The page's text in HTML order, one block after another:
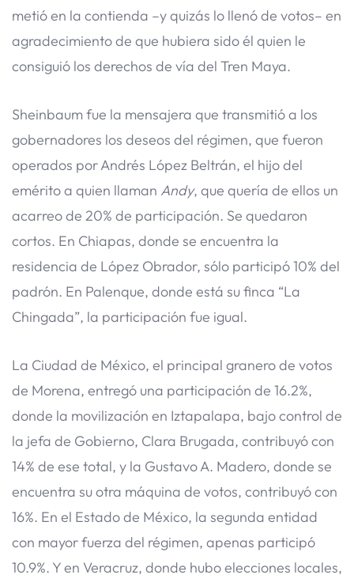
metió en la contienda –y quizás lo llenó de votos– en
agradecimiento de que hubiera sido él quien le
consiguió los derechos de vía del Tren Maya.
Sheinbaum fue la mensajera que transmitió a los
gobernadores los deseos del régimen, que fueron
operados por Andrés López Beltrán, el hijo del
emérito a quien llaman Andy, que quería de ellos un
acarreo de 20% de participación. Se quedaron
cortos. En Chiapas, donde se encuentra la
residencia de López Obrador, sólo participó 10% del
padrón. En Palenque, donde está su finca “La
Chingada”, la participación fue igual.
La Ciudad de México, el principal granero de votos
de Morena, entregó una participación de 16.2%,
donde la movilización en Iztapalapa, bajo control de
la jefa de Gobierno, Clara Brugada, contribuyó con
14% de ese total, y la Gustavo A. Madero, donde se
encuentra su otra máquina de votos, contribuyó con
16%. En el Estado de México, la segunda entidad
con mayor fuerza del régimen, apenas participó
10.9%. Y en Veracruz, donde hubo elecciones locales,